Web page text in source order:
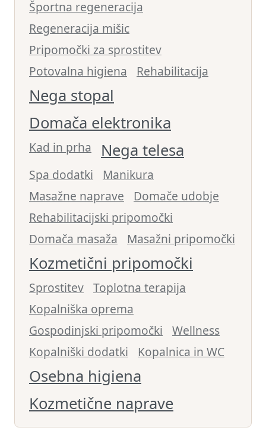
Športna regeneracija
Regeneracija mišic
Pripomočki za sprostitev
Potovalna higiena
Rehabilitacija
Nega stopal
Domača elektronika
Kad in prha Nega telesa
Spa dodatki
Manikura
Masažne naprave
Domače udobje
Rehabilitacijski pripomočki
Domača masaža
Masažni pripomočki
Kozmetični pripomočki
Sprostitev Toplotna terapija
Kopalniška oprema
Gospodinjski pripomočki
Wellness
Kopalniški dodatki
Kopalnica in WC
Osebna higiena
Kozmetične naprave